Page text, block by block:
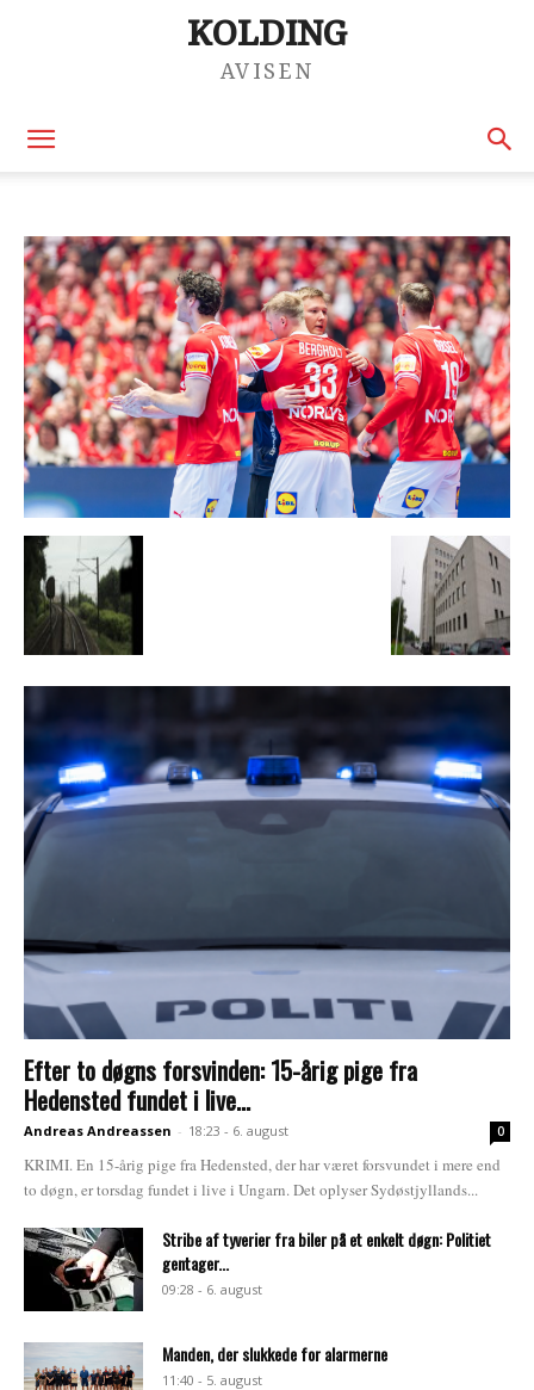
KOLDING
AVISEN
Efter to døgns forsvinden: 15-årig pige fra
Hedensted fundet i live...
Andreas Andreassen - 18:23 - 6. august 0
KRIMI. En 15-årig pige fra Hedensted, der har været forsvundet i mere end
to døgn, er torsdag fundet i live i Ungarn. Det oplyser Sydøstjyllands...
Stribe af tyverier fra biler på et enkelt døgn: Politiet
gentager...
09:28 - 6. august
Manden, der slukkede for alarmerne
11:40 - 5. august